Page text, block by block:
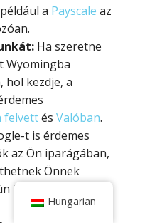
a Payscale az
Ha szeretne
Wyomingba
hol kezdje, a
felvettés Valóban.
t is érdemes
az Ön iparágában,
Önnek
is.
Hungarian